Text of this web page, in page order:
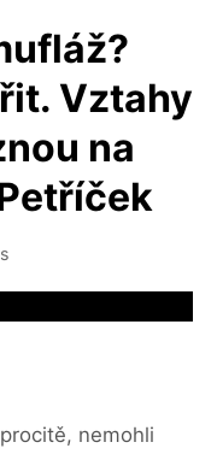
Vztahy
na
nemohli